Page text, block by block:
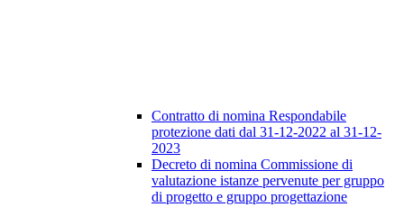
Contratto di nomina Respondabile
protezione dati dal 31-12-2022 al 31-12-
2023
Decreto di nomina Commissione di
valutazione istanze pervenute per gruppo
di progetto e gruppo progettazione